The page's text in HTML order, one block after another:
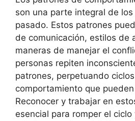
son una parte integral de
pasado. Estos patrones
de comunicación, estilos de
maneras de manejar el
personas repiten
patrones, perpetuando
comportamiento que
Reconocer y trabajar en
esencial para romper el